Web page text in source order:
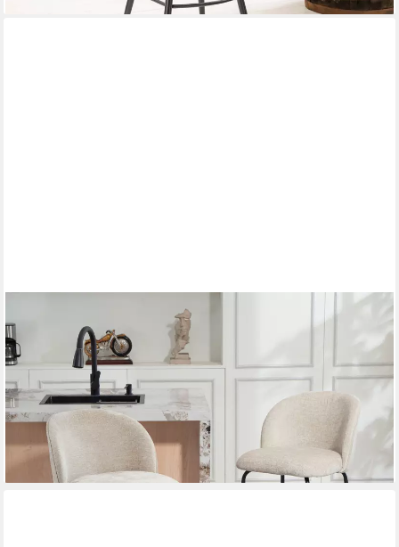
Barhocker Set mit Fußstütze, Lehne, Sitzhöhe 68 cm
Loungesessel (Bistrohocker, 2 St., Barstuhl), für Esszimmer,
Beige
115,99 € UVP192,90 €
-40%
lieferbar - in 2-3 Werktagen bei dir